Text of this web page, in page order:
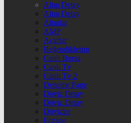
Altın Detay
Altın Detay
Altınlar
AMP
Ayarlar
Beğendiklerim
Canlı Borsa
Canlı Tv
Canlı Tv 2
Deneme Page
Döviz Detay
Döviz Detay
Dövizler
Eczane